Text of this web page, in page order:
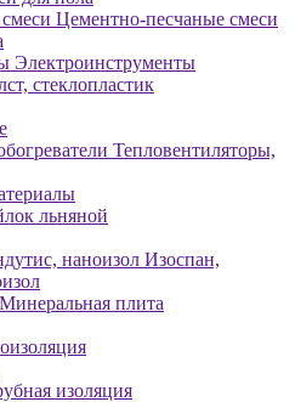
Цементно-песчаные смеси
Электроинструменты
стеклопластик
Тепловентиляторы,
льняной
Изоспан,
Минеральная плита
изоляция